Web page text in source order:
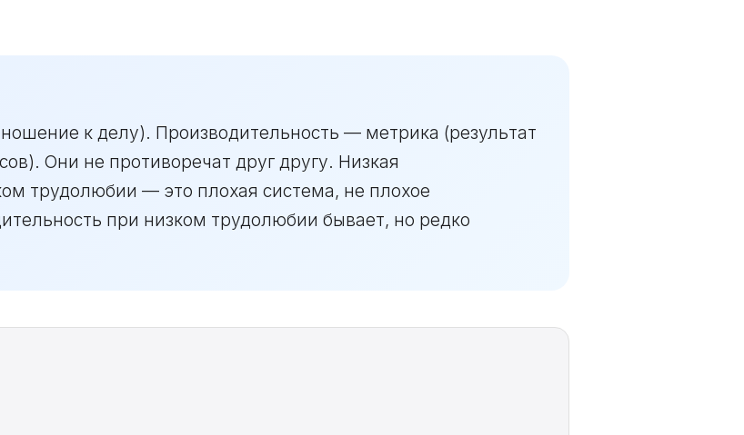
к делу). Производительность — метрика (результат
Они не противоречат друг другу. Низкая
трудолюбии — это плохая система, не плохое
при низком трудолюбии бывает, но редко